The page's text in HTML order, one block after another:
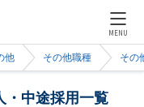
MENU
他 その他職種 その
・中途採用一覧